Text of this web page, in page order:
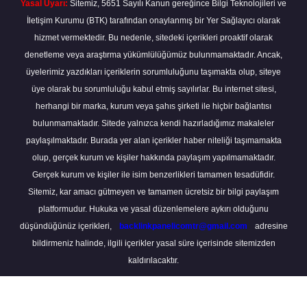
Yasal Uyarı: Sitemiz, 5651 Sayılı Kanun gereğince Bilgi Teknolojileri ve
İletişim Kurumu (BTK) tarafından onaylanmış bir Yer Sağlayıcı olarak
hizmet vermektedir. Bu nedenle, sitedeki içerikleri proaktif olarak
denetleme veya araştırma yükümlülüğümüz bulunmamaktadır. Ancak,
üyelerimiz yazdıkları içeriklerin sorumluluğunu taşımakta olup, siteye
üye olarak bu sorumluluğu kabul etmiş sayılırlar. Bu internet sitesi,
herhangi bir marka, kurum veya şahıs şirketi ile hiçbir bağlantısı
bulunmamaktadır. Sitede yalnızca kendi hazırladığımız makaleler
paylaşılmaktadır. Burada yer alan içerikler haber niteliği taşımamakta
olup, gerçek kurum ve kişiler hakkında paylaşım yapılmamaktadır.
Gerçek kurum ve kişiler ile isim benzerlikleri tamamen tesadüfidir.
Sitemiz, kar amacı gütmeyen ve tamamen ücretsiz bir bilgi paylaşım
platformudur. Hukuka ve yasal düzenlemelere aykırı olduğunu
düşündüğünüz içerikleri,
backlinkpanelicomtr@gmail.com
adresine
bildirmeniz halinde, ilgili içerikler yasal süre içerisinde sitemizden
kaldırılacaktır.